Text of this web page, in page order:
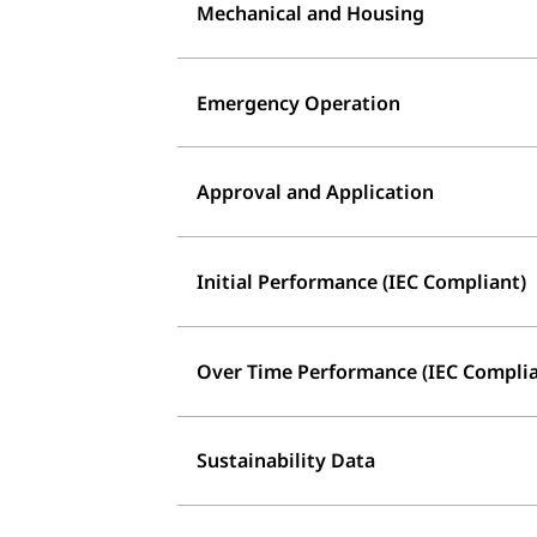
Mechanical and Housing
Emergency Operation
Approval and Application
Initial Performance (IEC Compliant)
Over Time Performance (IEC
Sustainability Data